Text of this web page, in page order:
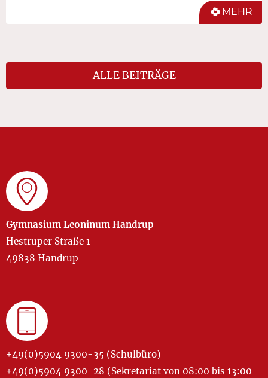
MEHR
ALLE BEITRÄGE
Gymnasium Leoninum Handrup
Hestruper Straße 1
49838 Handrup
+49(0)5904 9300-35 (Schulbüro)
+49(0)5904 9300-28 (Sekretariat von 08:00 bis 13:00